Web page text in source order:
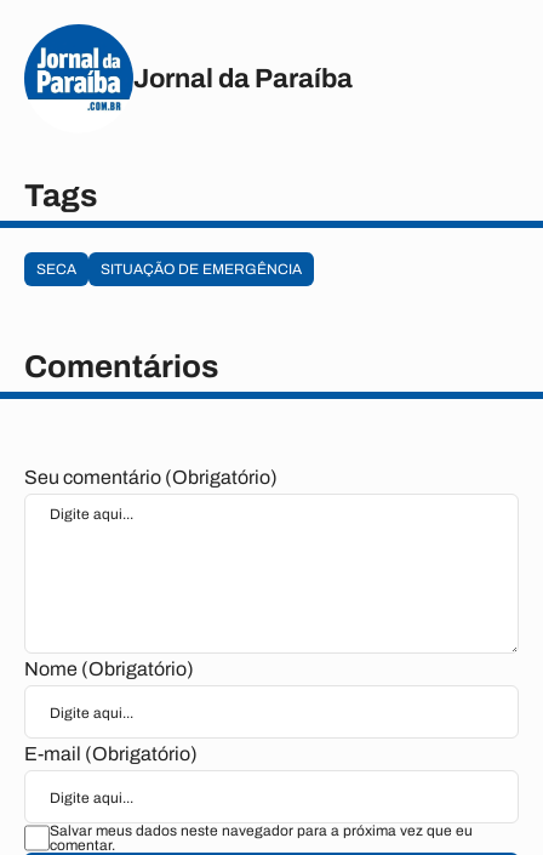
Jornal da Paraíba
Tags
SECA SITUAÇÃO DE EMERGÊNCIA
Comentários
Seu comentário (Obrigatório)
Nome (Obrigatório)
E-mail (Obrigatório)
Salvar meus dados neste navegador para a próxima vez que eu
comentar.